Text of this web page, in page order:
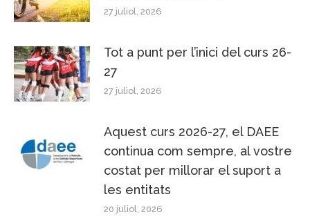
27 juliol, 2026
Tot a punt per l’inici del curs 26-
27
27 juliol, 2026
Aquest curs 2026-27, el DAEE
continua com sempre, al vostre
costat per millorar el suport a
les entitats
20 juliol, 2026